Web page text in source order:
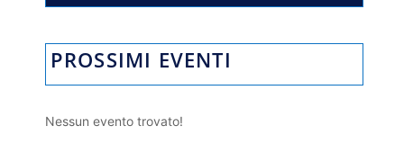
PROSSIMI EVENTI
Nessun evento trovato!